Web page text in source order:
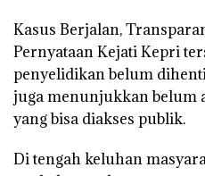
Kasus Berjalan,
Pernyataan Kejati Kepri
penyelidikan belum
juga menunjukkan belum
yang bisa diakses publik.
Di tengah keluhan